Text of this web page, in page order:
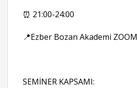
⏰ 21:00-24:00
📍Ezber Bozan Akademi ZOOM
SEMİNER KAPSAMI: